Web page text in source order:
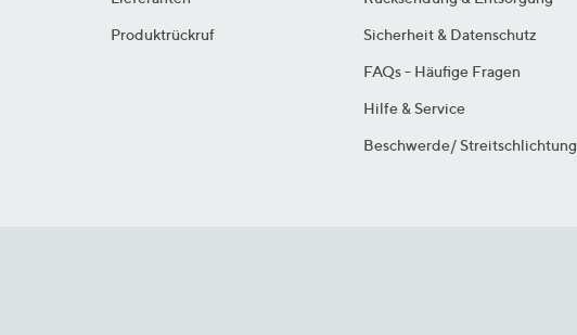
Produktrückruf
Sicherheit & Datenschutz
FAQs - Häufige Fragen
Hilfe & Service
Beschwerde/ Streitschlichtung